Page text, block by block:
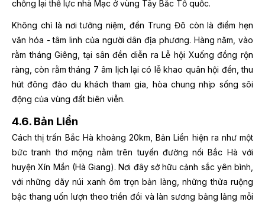
chống lại thế lực nhà Mạc ở vùng Tây Bắc Tổ quốc.
Không chỉ là nơi tưởng niệm, đền Trung Đô còn là điểm hẹn
văn hóa - tâm linh của người dân địa phương. Hàng năm, vào
rằm tháng Giêng, tại sân đền diễn ra Lễ hội Xuống đồng rộn
ràng, còn rằm tháng 7 âm lịch lại có lễ khao quân hội đền, thu
hút đông đảo du khách tham gia, hòa chung nhịp sống sôi
động của vùng đất biên viễn.
4.6. Bản Liền
Cách thị trấn Bắc Hà khoảng 20km, Bản Liền hiện ra như một
bức tranh thơ mộng nằm trên tuyến đường nối Bắc Hà với
huyện Xín Mần (Hà Giang). Nơi đây sở hữu cảnh sắc yên bình,
với những dãy núi xanh ôm trọn bản làng, những thửa ruộng
bậc thang uốn lượn theo triền đồi và làn sương bảng lảng mỗi